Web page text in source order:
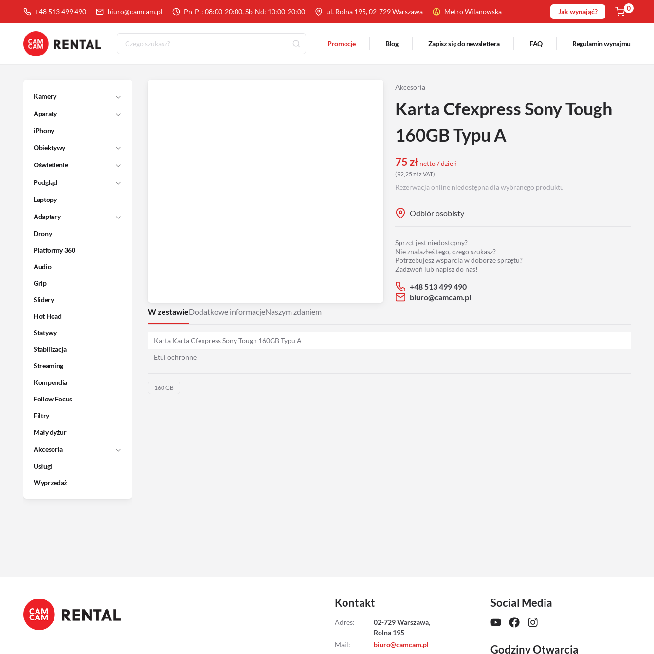
+48 513 499 490 biuro@camcam.pl Pn-Pt: 08:00-20:00, Sb-Nd: 10:00-20:00 ul. Rolna 195, 02-729 Warszawa Metro Wilanowska Jak wynająć? 0
Promocje Blog Zapisz się do newslettera FAQ Regulamin wynajmu
Kamery
Aparaty
iPhony
Obiektywy
Oświetlenie
Podgląd
Laptopy
Adaptery
Drony
Platformy 360
Audio
Grip
Slidery
Hot Head
Statywy
Stabilizacja
Streaming
Kompendia
Follow Focus
Filtry
Mały dyżur
Akcesoria
Usługi
Wyprzedaż
Akcesoria
Karta Cfexpress Sony Tough
160GB Typu A
75zł netto / dzień
(92,25 złz VAT)
Rezerwacja online niedostępna dla wybranego produktu
Odbiór osobisty
Sprzęt jest niedostępny?
Nie znalazłeś tego, czego szukasz?
Potrzebujesz wsparcia w doborze sprzętu?
Zadzwoń lub napisz do nas!
+48 513 499 490
biuro@camcam.pl
W zestawieDodatkowe informacjeNaszym zdaniem
Karta Karta Cfexpress Sony Tough 160GB Typu A
Etui ochronne
160 GB
Kontakt
Adres:
02-729 Warszawa,
Rolna 195
Mail:
biuro@camcam.pl
Social Media
Godziny Otwarcia